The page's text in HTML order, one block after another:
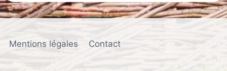
ET
INCONVÉNIENTS
PERGOLA
Mentions légales Contact